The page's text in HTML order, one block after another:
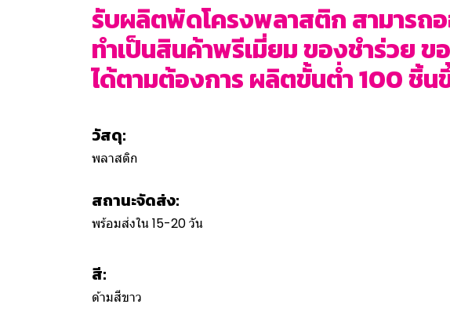
รับผลิตพัดโครงพลาสติก สามารถ
ทำเป็นสินค้าพรีเมี่ยม ของชำร่วย
ได้ตามต้องการ ผลิตขั้นต่ำ 100 ชิ้น
วัสดุ:
พลาสติก
สถานะจัดส่ง:
พร้อมส่งใน 15-20 วัน
สี:
ด้ามสีขาว